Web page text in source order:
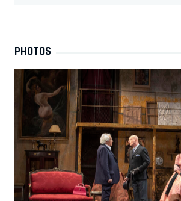
PHOTOS